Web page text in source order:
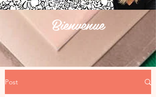
Bienvenue
Post